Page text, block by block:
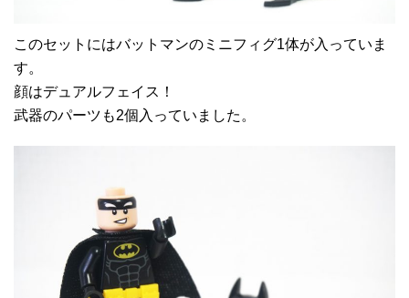
このセットにはバットマンのミニフィグ1体が入っていま
す。
顔はデュアルフェイス！
武器のパーツも2個入っていました。